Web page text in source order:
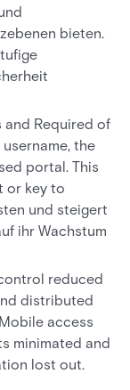
bieten.
and Required of
the
portal. This
or key to
und steigert
ihr Wachstum
reduced
distributed
access
minimated and
lost out.